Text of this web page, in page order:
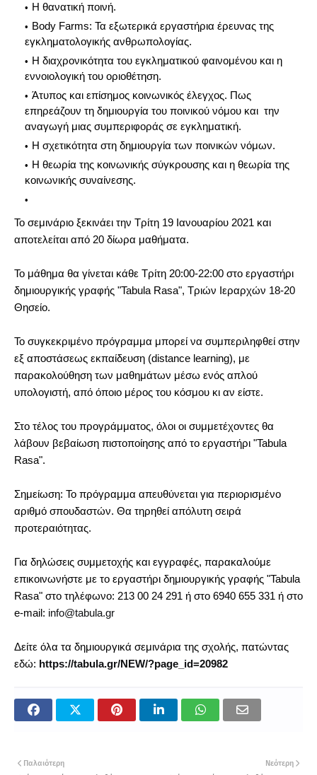
Η θανατική ποινή.
Body Farms: Τα εξωτερικά εργαστήρια έρευνας της
εγκληματολογικής ανθρωπολογίας.
Η διαχρονικότητα του εγκληματικού φαινομένου και η
εννοιολογική του οριοθέτηση.
Άτυπος και επίσημος κοινωνικός έλεγχος. Πως
επηρεάζουν τη δημιουργία του ποινικού νόμου και την
αναγωγή μιας συμπεριφοράς σε εγκληματική.
Η σχετικότητα στη δημιουργία των ποινικών νόμων.
Η θεωρία της κοινωνικής σύγκρουσης και η θεωρία της
κοινωνικής συναίνεσης.
Το σεμινάριο ξεκινάει την Τρίτη 19 Ιανουαρίου 2021 και
αποτελείται από 20 δίωρα μαθήματα.
Το μάθημα θα γίνεται κάθε Τρίτη 20:00-22:00 στο εργαστήρι
δημιουργικής γραφής "Tabula Rasa", Τριών Ιεραρχών 18-20
Θησείο.
Το συγκεκριμένο πρόγραμμα μπορεί να συμπεριληφθεί στην
εξ αποστάσεως εκπαίδευση (distance learning), με
παρακολούθηση των μαθημάτων μέσω ενός απλού
υπολογιστή, από όποιο μέρος του κόσμου κι αν είστε.
Στο τέλος του προγράμματος, όλοι οι συμμετέχοντες θα
λάβουν βεβαίωση πιστοποίησης από το εργαστήρι "Tabula
Rasa".
Σημείωση: Το πρόγραμμα απευθύνεται για περιορισμένο
αριθμό σπουδαστών. Θα τηρηθεί απόλυτη σειρά
προτεραιότητας.
Για δηλώσεις συμμετοχής και εγγραφές, παρακαλούμε
επικοινωνήστε με το εργαστήρι δημιουργικής γραφής "Tabula
Rasa" στο τηλέφωνο: 213 00 24 291 ή στο 6940 655 331 ή στο
e-mail: info@tabula.gr
Δείτε όλα τα δημιουργικά σεμινάρια της σχολής, πατώντας
εδώ: https://tabula.gr/NEW/?page_id=20982
Νεότερη
Παλαιότερη